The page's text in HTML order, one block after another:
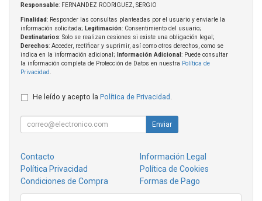
Responsable: FERNANDEZ RODRIGUEZ, SERGIO
Finalidad: Responder las consultas planteadas por el usuario y enviarle la
información solicitada; Legitimación: Consentimiento del usuario;
Destinatarios: Solo se realizan cesiones si existe una obligación legal;
Derechos: Acceder, rectificar y suprimir, así como otros derechos, como se
indica en la información adicional;
Información Adicional : Puede consultar
la información completa de Protección de Datos en nuestra Política de
Privacidad
He leído y acepto la Política de Privacidad
Enviar
Contacto
Información Legal
Política Privacidad
Política de Cookies
Condiciones de Compra
Formas de Pago